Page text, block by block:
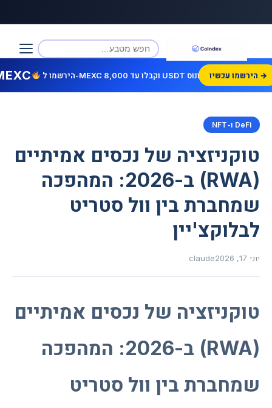
הירשמו עכשיו →
DeFi ו-NFT
טוקניזציה של נכסים אמיתיים
(RWA) ב-2026: המהפכה
שמחברת בין וול סטריט
לבלוקצ'יין
יוני 17, 2026 claude
טוקניזציה של נכסים אמיתיים
(RWA) ב-2026: המהפכה
שמחברת בין וול סטריט